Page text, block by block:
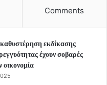
Comments
εκδίκασης
έχουν σοβαρές
οικονομία